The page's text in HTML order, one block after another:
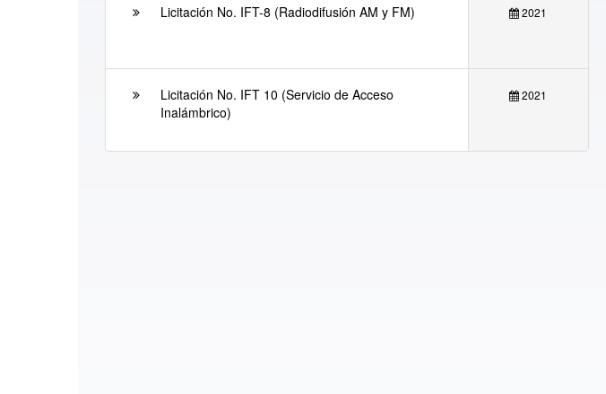
Licitación No. IFT-8 (Radiodifusión AM y FM) 2021
Licitación No. IFT 10 (Servicio de Acceso
Inalámbrico)
2021